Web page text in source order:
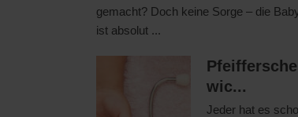
gemacht? Doch keine Sorge – die
ist absolut ...
wic...
Jeder hat es